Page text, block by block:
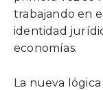
trabajando en
identidad
economías.
La nueva